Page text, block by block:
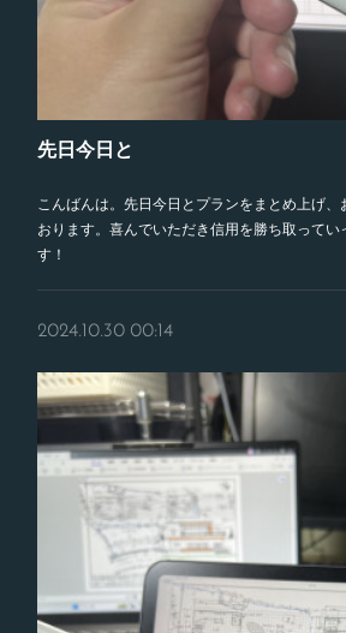
先日今日と
こんばんは。先日今日とプランをまとめ上げ
おります。喜んでいただき信用を勝ち取ってい
す！
2024.10.30 00:14